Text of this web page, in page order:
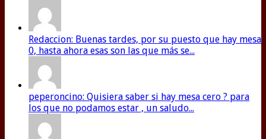
Redaccion: Buenas tardes, por su puesto que hay mesa
0, hasta ahora esas son las que más se...
peperoncino: Quisiera saber si hay mesa cero ? para
los que no podamos estar , un saludo...